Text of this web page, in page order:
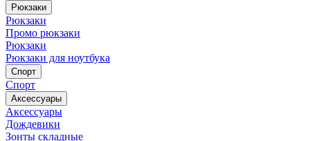
Рюкзаки
Рюкзаки
Промо рюкзаки
Рюкзаки
Рюкзаки для ноутбука
Спорт
Спорт
Аксессуары
Аксессуары
Дождевики
Зонты складные